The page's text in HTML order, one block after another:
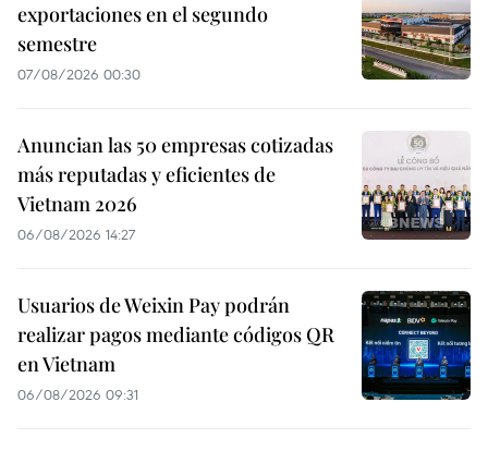
exportaciones en el segundo
semestre
07/08/2026 00:30
Anuncian las 50 empresas cotizadas
más reputadas y eficientes de
Vietnam 2026
06/08/2026 14:27
Usuarios de Weixin Pay podrán
realizar pagos mediante códigos QR
en Vietnam
06/08/2026 09:31